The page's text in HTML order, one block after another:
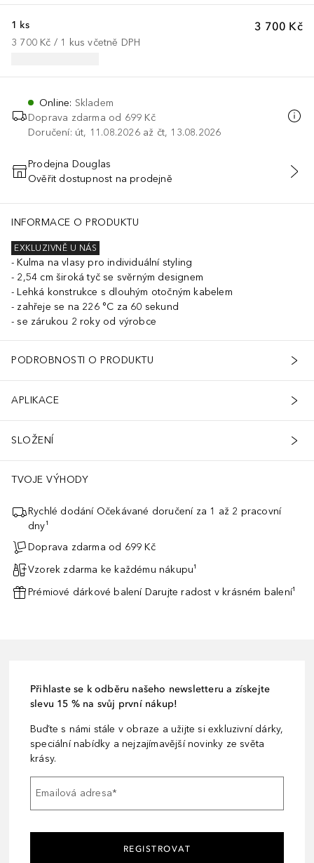
3 700 Kč
1 ks
3 700 Kč / 1 kus včetně DPH
Online: Skladem
Doprava zdarma od 699 Kč
Doručení: út, 11.08.2026 až čt, 13.08.2026
PŘIDAT DO KOŠÍKU
Prodejna Douglas
Ověřit dostupnost na prodejně
INFORMACE O PRODUKTU
EXKLUZIVNĚ U NÁS
Kulma na vlasy pro individuální styling
2,54 cm široká tyč se svěrným designem
Lehká konstrukce s dlouhým otočným kabelem
zahřeje se na 226 °C za 60 sekund
se zárukou 2 roky od výrobce
PODROBNOSTI O PRODUKTU
APLIKACE
SLOŽENÍ
TVOJE VÝHODY
Rychlé dodání Očekávané doručení za 1 až 2 pracovní
dny¹
Doprava zdarma od 699 Kč
Vzorek zdarma ke každému nákupu¹
Prémiové dárkové balení Darujte radost v krásném balení¹
Přihlaste se k odběru našeho newsletteru a získejte
slevu 15 % na svůj první nákup!
Buďte s námi stále v obraze a užijte si exkluzivní dárky,
speciální nabídky a nejzajímavější novinky ze světa
krásy.
Emailová adresa*
REGISTROVAT